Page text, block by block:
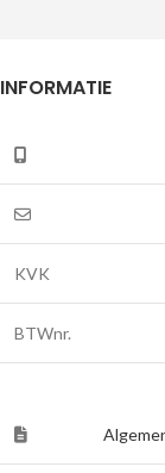
INFORMATIE
KVK
BTWnr.